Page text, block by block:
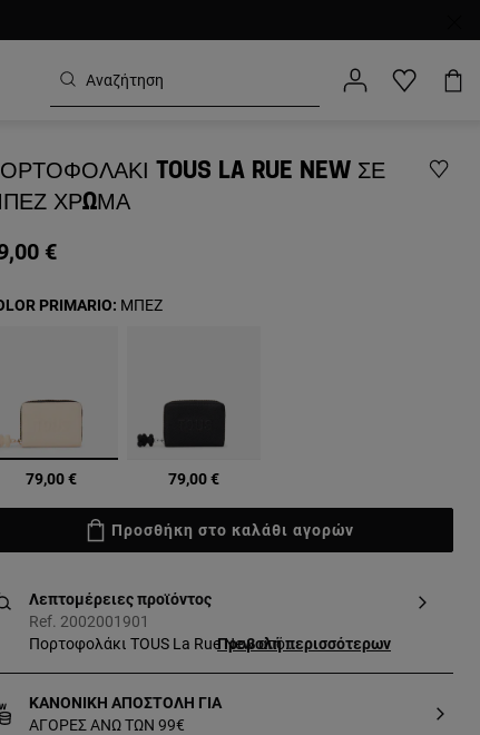
TOUS LA RUE NEW ΣΕ
ΧΡΏΜΑ
€
επιλεγμένα
79,00 € 79,00 €
PRIMARIO: ΜΠΕΖ
Προσθήκη στο καλάθι αγορών
Λεπτομέρειες προϊόντος
Ref. 2002001901
Πορτοφολάκι TOUS La Rue New από
για κέρματα και δύο θήκες για κάρτες.
Προβολή περισσότερων
ΚΑΝΟΝΙΚΗ ΑΠΟΣΤΟΛΗ ΓΙΑ
ΑΓΟΡΕΣ ΑΝΩ ΤΩΝ 99€